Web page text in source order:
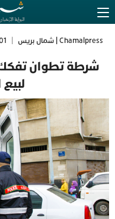
Chamalpress | شمال بريس 01 -
شرطة تطوان